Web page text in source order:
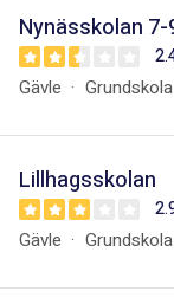
Nynässkolan 7-
Gävle
Lillhagsskolan
Gävle